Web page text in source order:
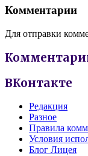
Комментарии
Для отправки
ВКонтакте
Редакция
Разное
Правила
Условия
Блог Лицея